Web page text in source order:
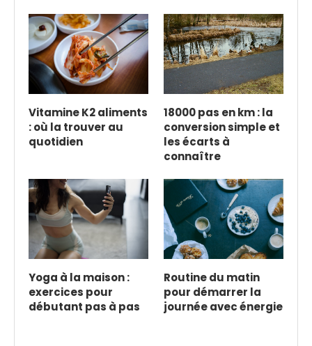
Vitamine K2 aliments
: où la trouver au
quotidien
18000 pas en km : la
conversion simple et
les écarts à
connaître
Yoga à la maison :
exercices pour
débutant pas à pas
Routine du matin
pour démarrer la
journée avec énergie